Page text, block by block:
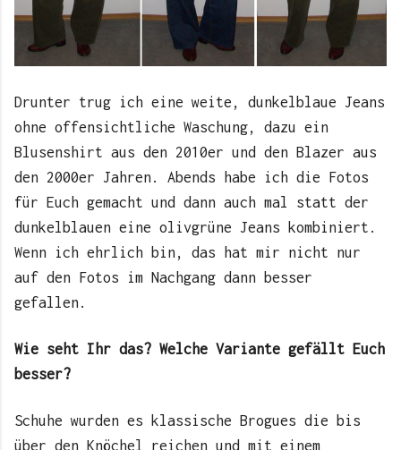
Drunter trug ich eine weite, dunkelblaue Jeans
ohne offensichtliche Waschung, dazu ein
Blusenshirt aus den 2010er und den Blazer aus
den 2000er Jahren. Abends habe ich die Fotos
für Euch gemacht und dann auch mal statt der
dunkelblauen eine olivgrüne Jeans kombiniert.
Wenn ich ehrlich bin, das hat mir nicht nur
auf den Fotos im Nachgang dann besser
gefallen.
Wie seht Ihr das? Welche Variante gefällt Euch
besser?
Schuhe wurden es klassische Brogues die bis
über den Knöchel reichen und mit einem